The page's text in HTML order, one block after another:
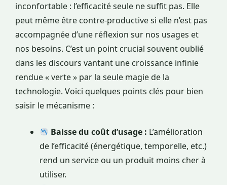
inconfortable : l’efficacité seule ne suffit pas. Elle
peut même être contre-productive si elle n’est pas
accompagnée d’une réflexion sur nos usages et
nos besoins. C’est un point crucial souvent oublié
dans les discours vantant une croissance infinie
rendue « verte » par la seule magie de la
technologie. Voici quelques points clés pour bien
saisir le mécanisme :
Baisse du coût d’usage : L’amélioration
de l’efficacité (énergétique, temporelle, etc.)
rend un service ou un produit moins cher à
utiliser.